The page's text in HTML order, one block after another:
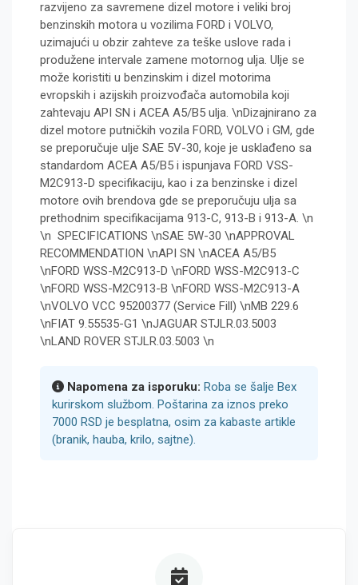
razvijeno za savremene dizel motore i veliki broj
benzinskih motora u vozilima FORD i VOLVO,
uzimajući u obzir zahteve za teške uslove rada i
produžene intervale zamene motornog ulja. Ulje se
može koristiti u benzinskim i dizel motorima
evropskih i azijskih proizvođača automobila koji
zahtevaju API SN i ACEA A5/B5 ulja. \nDizajnirano za
dizel motore putničkih vozila FORD, VOLVO i GM, gde
se preporučuje ulje SAE 5V-30, koje je usklađeno sa
standardom ACEA A5/B5 i ispunjava FORD VSS-
M2C913-D specifikaciju, kao i za benzinske i dizel
motore ovih brendova gde se preporučuju ulja sa
prethodnim specifikacijama 913-C, 913-B i 913-A. \n
\n SPECIFICATIONS \nSAE 5W-30 \nAPPROVAL
RECOMMENDATION \nAPI SN \nACEA A5/B5
\nFORD WSS-M2C913-D \nFORD WSS-M2C913-C
\nFORD WSS-M2C913-B \nFORD WSS-M2C913-A
\nVOLVO VCC 95200377 (Service Fill) \nMB 229.6
\nFIAT 9.55535-G1 \nJAGUAR STJLR.03.5003
\nLAND ROVER STJLR.03.5003 \n
Napomena za isporuku: Roba se šalje Bex
kurirskom službom. Poštarina za iznos preko
7000 RSD je besplatna, osim za kabaste artikle
(branik, hauba, krilo, sajtne).